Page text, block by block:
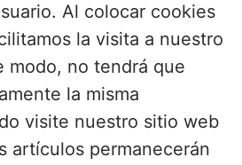
Al colocar cookies
la visita a nuestro
modo, no tendrá que
la misma
visite nuestro sitio web
artículos permanecerán